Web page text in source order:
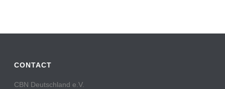
CONTACT
CBN Deutschland e.V.